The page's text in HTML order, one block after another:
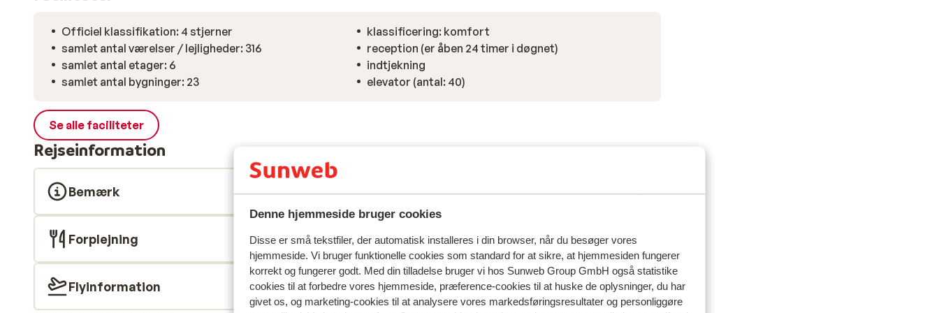
Denne hjemmeside bruger cookies
Disse er små tekstfiler, der automatisk installeres i din browser, når du besøger vores
hjemmeside. Vi bruger funktionelle cookies som standard for at sikre, at hjemmesiden fungerer
korrekt og fungerer godt. Med din tilladelse bruger vi hos Sunweb Group GmbH også statistike
cookies til at forbedre vores hjemmeside, præference-cookies til at huske de oplysninger, du har
givet os, og marketing-cookies til at analysere vores markedsføringsresultater og personliggøre
Officiel klassifikation: 4 stjerner
samlet antal værelser / lejligheder: 316
samlet antal etager: 6
samlet antal bygninger: 23
klassificering: komfort
reception (er åben 24 timer i døgnet)
indtjekning
elevator (antal: 40)
Se alle faciliteter
Rejseinformation
Bemærk
Forplejning
Flyinformation